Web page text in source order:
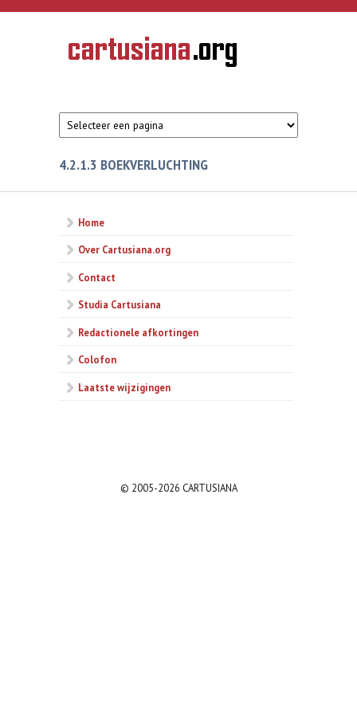
Overslaan en naar de inhoud gaan
CARTUSIANA
Geschiedenis
van de
4.2.1.3 BOEKVERLUCHTING
Home
Over Cartusiana.org
Contact
Studia Cartusiana
Redactionele afkortingen
Colofon
Laatste wijzigingen
© 2005-2026 CARTUSIANA